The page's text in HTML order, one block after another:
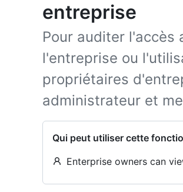
entreprise
Pour auditer l'accès
l'entreprise ou
propriétaires
administrateur et
Qui peut utiliser cette
Enterprise owners can